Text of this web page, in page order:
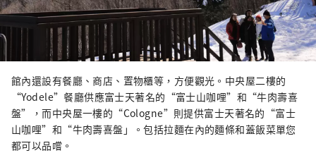
館內還設有餐廳、商店、置物櫃等，方便觀光。中央屋二樓的
“Yodele”餐廳供應富士天著名的“富士山咖哩”和“牛肉壽喜
盤”，而中央屋一樓的“Cologne”則提供富士天著名的“富士
山咖哩”和“牛肉壽喜盤」。包括拉麵在內的麵條和蓋飯菜單您
都可以品嚐。